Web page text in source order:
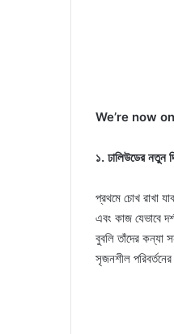
We’re now
১. ঢালিউডের নতুন
প্রথমে চোখ রাখা
এবং কাজ যেভাবে
বুবলি তাঁদের কন্যা
সৃজনশীল